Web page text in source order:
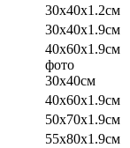
30х40х1.2см
30х40х1.9см
40х60х1.9см
фото
30х40см
40х60х1.9см
50х70х1.9см
55х80х1.9см